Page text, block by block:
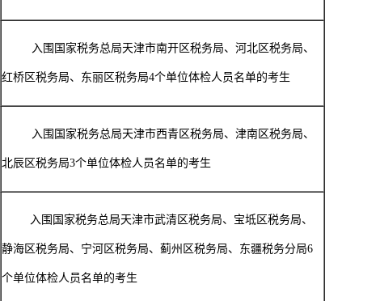
入围国家税务总局天津市南开区税务局、河北区税务局、
红桥区税务局、东丽区税务局4个单位体检人员名单的考生
入围国家税务总局天津市西青区税务局、津南区税务局、
北辰区税务局3个单位体检人员名单的考生
入围国家税务总局天津市武清区税务局、宝坻区税务局、
静海区税务局、宁河区税务局、蓟州区税务局、东疆税务分局6
个单位体检人员名单的考生